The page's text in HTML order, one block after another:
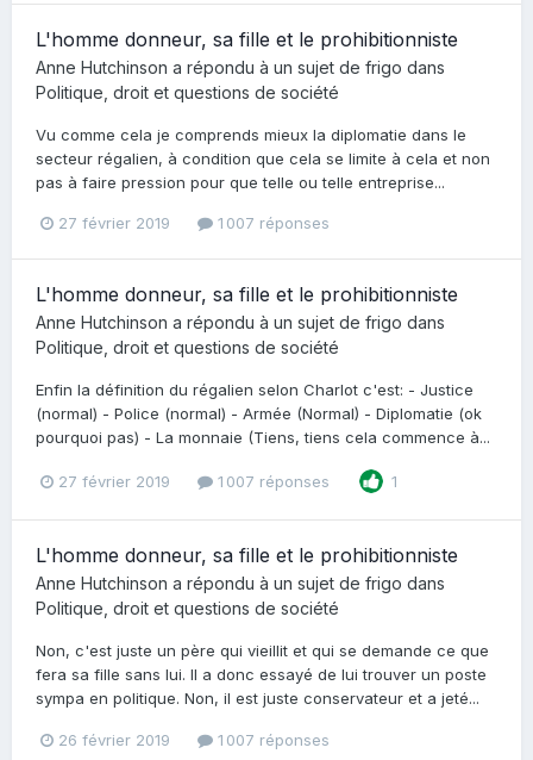
L'homme donneur, sa fille et le prohibitionniste
Anne Hutchinson a répondu à un sujet de frigo dans
Politique, droit et questions de société
Vu comme cela je comprends mieux la diplomatie dans le
secteur régalien, à condition que cela se limite à cela et non
pas à faire pression pour que telle ou telle entreprise...
27 février 2019 1 007 réponses
L'homme donneur, sa fille et le prohibitionniste
Anne Hutchinson a répondu à un sujet de frigo dans
Politique, droit et questions de société
Enfin la définition du régalien selon Charlot c'est: - Justice
(normal) - Police (normal) - Armée (Normal) - Diplomatie (ok
pourquoi pas) - La monnaie (Tiens, tiens cela commence à...
27 février 2019 1 007 réponses 1
L'homme donneur, sa fille et le prohibitionniste
Anne Hutchinson a répondu à un sujet de frigo dans
Politique, droit et questions de société
Non, c'est juste un père qui vieillit et qui se demande ce que
fera sa fille sans lui. Il a donc essayé de lui trouver un poste
sympa en politique. Non, il est juste conservateur et a jeté...
26 février 2019 1 007 réponses